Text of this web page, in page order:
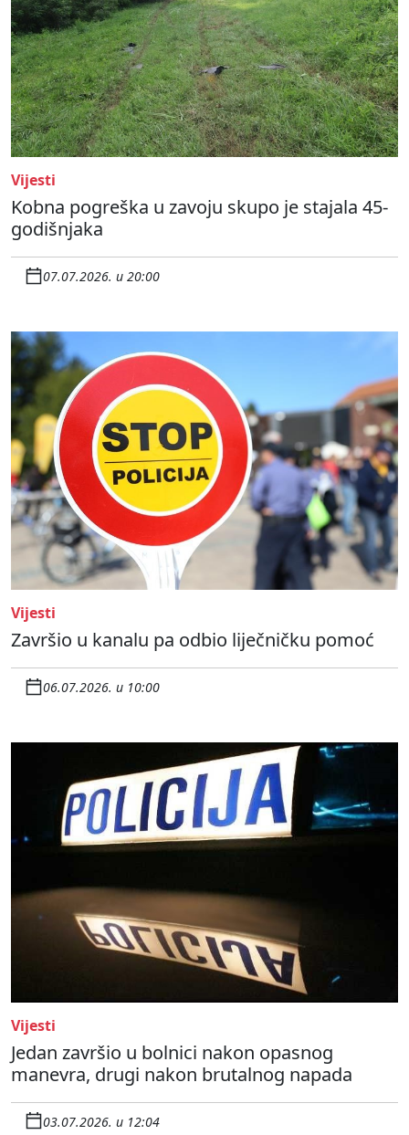
Vijesti
Kobna pogreška u zavoju skupo je stajala 45-
godišnjaka
07.07.2026. u 20:00
Vijesti
Završio u kanalu pa odbio liječničku pomoć
06.07.2026. u 10:00
Vijesti
Jedan završio u bolnici nakon opasnog
manevra, drugi nakon brutalnog napada
03.07.2026. u 12:04